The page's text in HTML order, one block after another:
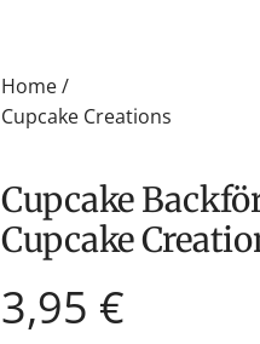
Home/
Cupcake Creations
Cupcake Backförmchen Stars & Stripes von
Cupcake
Regulärer
3,95 €